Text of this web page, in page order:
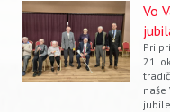
Vo
Pri
21.
naše